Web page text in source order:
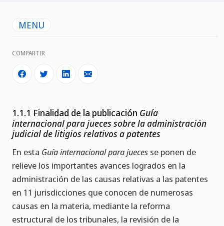
MENU
COMPARTIR
1.1.1 Finalidad de la publicación Guía
internacional para jueces sobre la administración
judicial de litigios relativos a patentes
En esta Guía internacional para jueces se ponen de
relieve los importantes avances logrados en la
administración de las causas relativas a las patentes
en 11 jurisdicciones que conocen de numerosas
causas en la materia, mediante la reforma
estructural de los tribunales, la revisión de la